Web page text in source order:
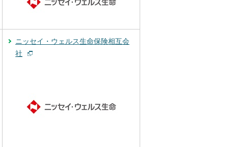
ニッセイ・ウェルス生命保険相互会
社